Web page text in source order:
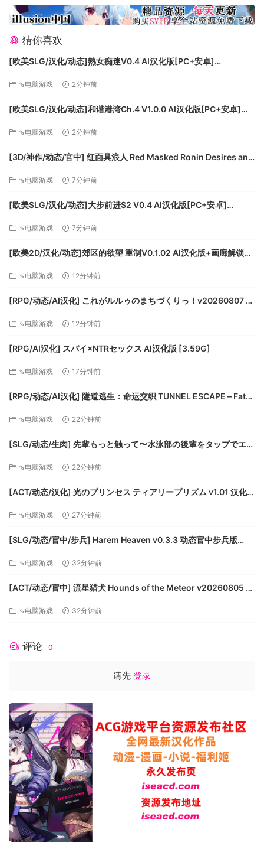
是在我们的勇士女王战役DLC发布的同时发布的，现在可以在
Steam上获得！
据点：军阀v1.10更新福昊更新
更新
傅浩爱大人补充道
-风之平原——盟军领主对抗另一支球队的理想之地，这片草原
上紧密贴合的战场对一些玩家来说比其他玩家更具挑战性。
没有建设经济的空间，但却有足够的空旷战场。
法缓解紧张局势。如果可能的话，抓住一个军阀，准备好保卫
他们。
狮子军阀补充道
攻，让敌人的脊梁骨颤抖。
平衡变化
重新平衡所有军阀攻击和救援部队法令，以保持一致性
一般修复
一个活动不再可用
修正了抄写员在所有战役霸王消息之前发送“来自”的消息
修正了外交地图中选择死亡玩家的问题
修正了从木制军阀要塞产卵时军阀工人被卡住的问题
修正了远程单位在进入射程后，如果没有视线，有时会失去攻
击目标的问题。
AI部落现在总是在短距离内移动到目标，即使目标需要比通常
允许的更长的迂回路线。
进入车间
-武器车间不再位于军事学院的右侧
-火药车间不再放在墙前
-Woodcamps不再位于车间旁边
境。
人工智能现在在设计城堡的大门时，会检查一个额外的北面瓷
一个外部入口瓷砖实际上被封锁的垂直大门的情况。
修正了AI火箭发射器集群如果没有足够的空间从其他部落转移
到其他部落，就会被卡住的问题
地图编辑器
“压制抄写员”现在可以阻止抄写员在竞选霸王消息之前说“来自”
的消息
添加了一个新的场景事件触发器，用于检测给定标记位置是否
存在建筑
猜你喜欢
[欧美SLG/汉化/动态]熟女痴迷V0.4 AI汉化版[PC+安卓]
⇘电脑游戏 2分钟前
[欧美SLG/汉化/动态]和谐港湾Ch.4 V1.0.0 AI汉化版[PC+安卓]
⇘电脑游戏 2分钟前
[3D/神作/动态/官中] 红面具浪人 Red Masked Ronin Desires and
⇘电脑游戏 7分钟前
[欧美SLG/汉化/动态]大步前进S2 V0.4 AI汉化版[PC+安卓]
⇘电脑游戏 7分钟前
[欧美2D/汉化/动态]郊区的欲望 重制V0.1.02 AI汉化版+画廊解锁
⇘电脑游戏 12分钟前
[RPG/动态/AI汉化] これがルルゥのまちづくりっ！v20260807 AI
⇘电脑游戏 12分钟前
[RPG/AI汉化] スパイ×NTRセックス AI汉化版 [3.59G]
⇘电脑游戏 17分钟前
[RPG/动态/AI汉化] 隧道逃生：命运交织 TUNNEL ESCAPE – Fates
⇘电脑游戏 22分钟前
[SLG/动态/生肉] 先輩もっと触って〜水泳部の後輩をタップでエッ
⇘电脑游戏 22分钟前
[ACT/动态/汉化] 光のプリンセス ティアリープリズム v1.01 汉化版
⇘电脑游戏 27分钟前
[SLG/动态/官中/步兵] Harem Heaven v0.3.3 动态官中步兵版
⇘电脑游戏 32分钟前
[ACT/动态/官中] 流星猎犬 Hounds of the Meteor v20260805 动
⇘电脑游戏 32分钟前
评论 0
请先 登录